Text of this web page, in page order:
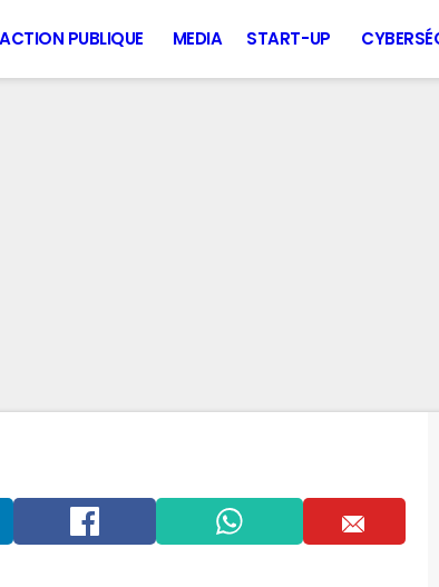
ACTION PUBLIQUE MEDIA START-UP